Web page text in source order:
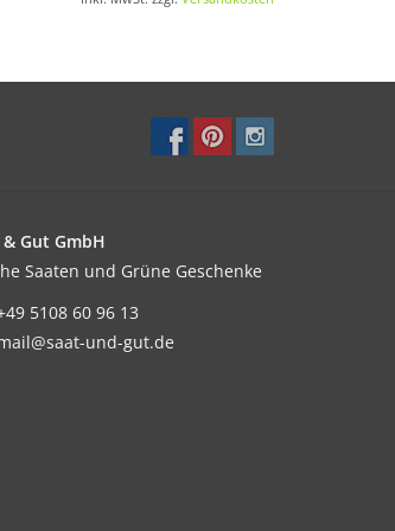
Gut GmbH
Saaten und Grüne Geschenke
5108 60 96 13
und-gut.de